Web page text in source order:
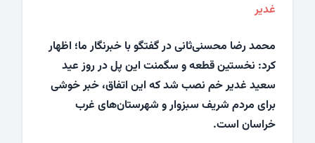
غدیر
محمد رضا محسنی‌ثانی در گفتگو با خبرنگار ما؛ اظهار
کرد: نخستین قطعه و سگمنت این پل در روز عید
سعید غدیر خم نصب شد که این اتفاق، خبر خوشی
برای مردم شریف سبزوار و شهرستان‌های غرب
خراسان است.